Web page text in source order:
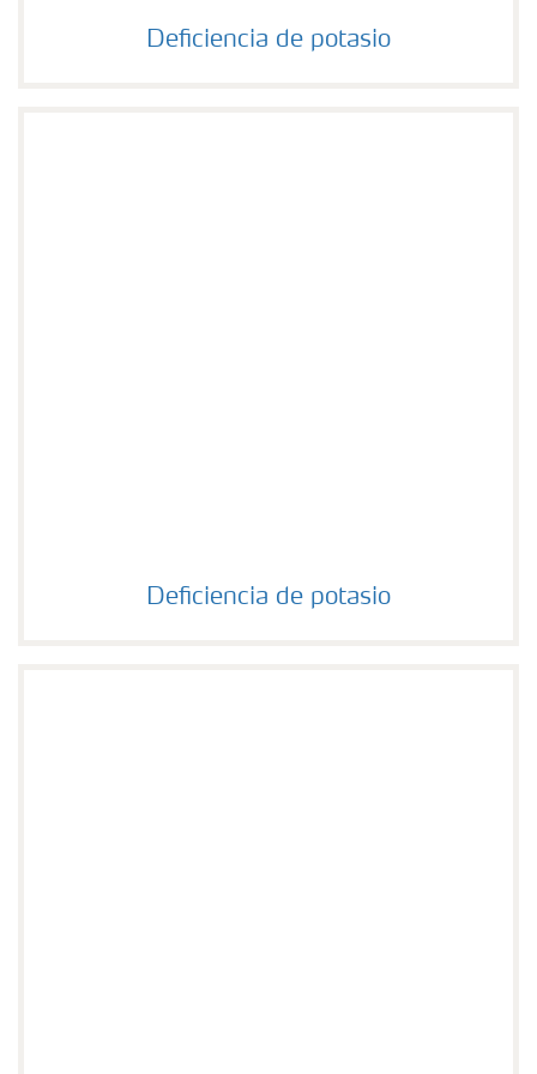
Deficiencia de potasio
Deficiencia de potasio
Deficiencia de potasio
Deficiencia de potasio